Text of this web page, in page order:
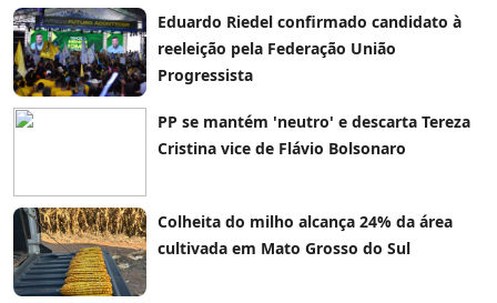
Eduardo Riedel confirmado candidato à
reeleição pela Federação União
Progressista
PP se mantém 'neutro' e descarta Tereza
Cristina vice de Flávio Bolsonaro
Colheita do milho alcança 24% da área
cultivada em Mato Grosso do Sul